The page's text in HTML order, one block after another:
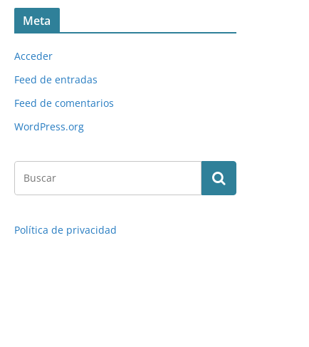
Meta
Acceder
Feed de entradas
Feed de comentarios
WordPress.org
Política de privacidad